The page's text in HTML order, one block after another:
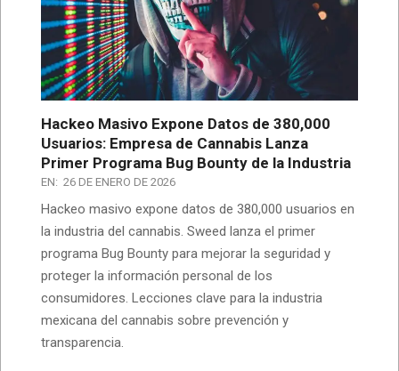
Hackeo Masivo Expone Datos de 380,000
Usuarios: Empresa de Cannabis Lanza
Primer Programa Bug Bounty de la Industria
EN: 26 DE ENERO DE 2026
Hackeo masivo expone datos de 380,000 usuarios en
la industria del cannabis. Sweed lanza el primer
programa Bug Bounty para mejorar la seguridad y
proteger la información personal de los
consumidores. Lecciones clave para la industria
mexicana del cannabis sobre prevención y
transparencia.